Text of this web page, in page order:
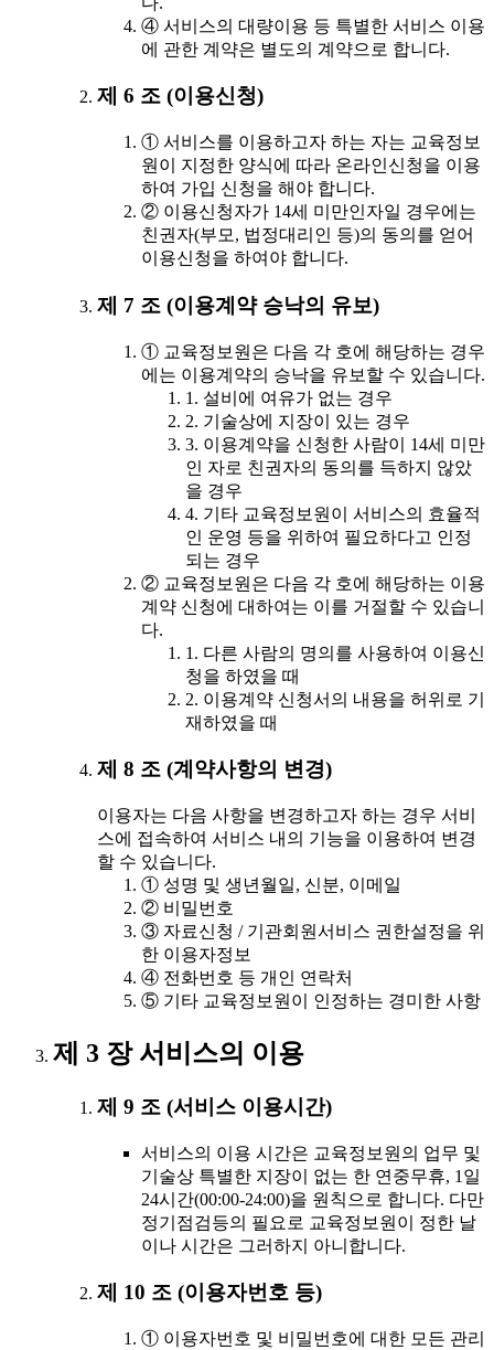
④ 서비스의 대량이용 등 특별한 서비스 이용
에 관한 계약은 별도의 계약으로 합니다.
제 6 조 (이용신청)
① 서비스를 이용하고자 하는 자는 교육정보
원이 지정한 양식에 따라 온라인신청을 이용
하여 가입 신청을 해야 합니다.
② 이용신청자가 14세 미만인자일 경우에는
친권자(부모, 법정대리인 등)의 동의를 얻어
이용신청을 하여야 합니다.
제 7 조 (이용계약 승낙의 유보)
① 교육정보원은 다음 각 호에 해당하는 경우
에는 이용계약의 승낙을 유보할 수 있습니다.
1. 설비에 여유가 없는 경우
2. 기술상에 지장이 있는 경우
3. 이용계약을 신청한 사람이 14세 미만
인 자로 친권자의 동의를 득하지 않았
을 경우
4. 기타 교육정보원이 서비스의 효율적
인 운영 등을 위하여 필요하다고 인정
되는 경우
② 교육정보원은 다음 각 호에 해당하는 이용
계약 신청에 대하여는 이를 거절할 수 있습니
다.
1. 다른 사람의 명의를 사용하여 이용신
청을 하였을 때
2. 이용계약 신청서의 내용을 허위로 기
재하였을 때
제 8 조 (계약사항의 변경)
이용자는 다음 사항을 변경하고자 하는 경우 서비
스에 접속하여 서비스 내의 기능을 이용하여 변경
할 수 있습니다.
① 성명 및 생년월일, 신분, 이메일
② 비밀번호
③ 자료신청 / 기관회원서비스 권한설정을 위
한 이용자정보
④ 전화번호 등 개인 연락처
⑤ 기타 교육정보원이 인정하는 경미한 사항
제 3 장 서비스의 이용
제 9 조 (서비스 이용시간)
서비스의 이용 시간은 교육정보원의 업무 및
기술상 특별한 지장이 없는 한 연중무휴, 1일
24시간(00:00-24:00)을 원칙으로 합니다. 다만
정기점검등의 필요로 교육정보원이 정한 날
이나 시간은 그러하지 아니합니다.
제 10 조 (이용자번호 등)
① 이용자번호 및 비밀번호에 대한 모든 관리